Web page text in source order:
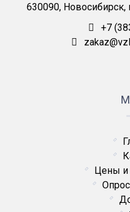
630090,
+7
Цены и